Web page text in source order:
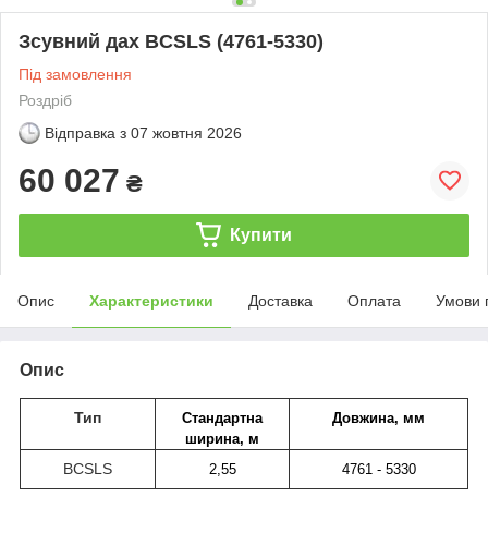
Зсувний дах BCSLS (4761-5330)
Під замовлення
Роздріб
Відправка з 07 жовтня 2026
60 027 ₴
Купити
Опис Характеристики Доставка Оплата Умови
Опис
Тип
Стандартна
ширина, м
Довжина, мм
BCSLS 2,55 4761 - 5330